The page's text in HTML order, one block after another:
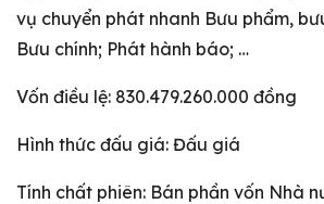
vụ chuyển phát nhanh Bưu phẩm,
Bưu chính; Phát hành báo; …
Vốn điều lệ: 830.479.260.000 đồng
Hình thức đấu giá: Đấu giá
Tính chất phiên: Bán phần vốn Nhà